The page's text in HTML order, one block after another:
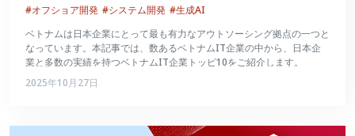
#オフショア開発 #システム開発 #生成AI
ベトナムは日本企業にとって最も有力なアウトソーシング拠点の一つと
なっています。本記事では、数あるベトナムIT企業の中から、日本企
業と多数の実績を持つベトナムIT企業トッピ10をご紹介します。
2025年10月27日